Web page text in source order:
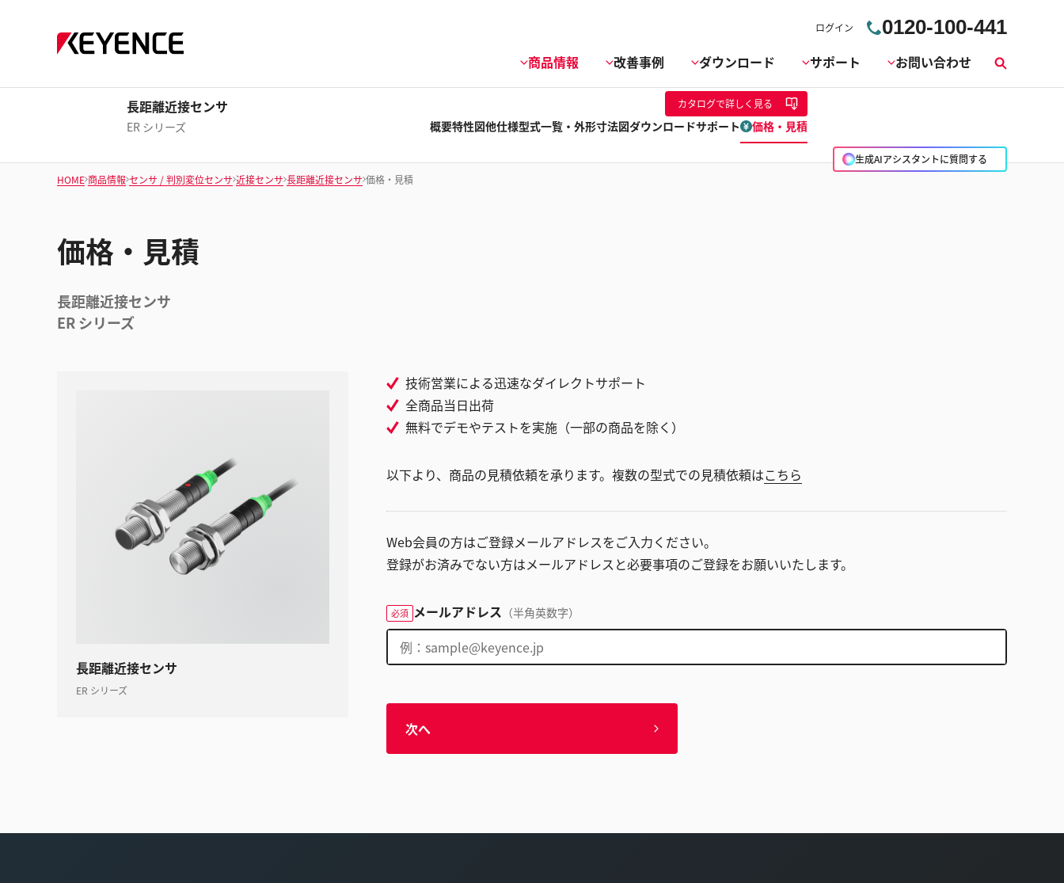
ログイン 0120-100-441
商品情報 改善事例 ダウンロード サポート お問い合わせ
索
長距離近接センサ
ER シリーズ
生成AIアシスタントに質問する
カタログで詳しく見る
概要特性図他仕様型式一覧・外形寸法図ダウンロードサポート 価格・見積
HOME 商品情報 センサ / 判別変位センサ 近接センサ 長距離近接センサ 価格・見積
価格・見積
長距離近接センサ
ER シリーズ
長距離近接センサ
ER シリーズ
技術営業による迅速なダイレクトサポート
全商品当日出荷
無料でデモやテストを実施（一部の商品を除く）
以下より、商品の見積依頼を承ります。複数の型式での見積依頼はこちら
Web会員の方はご登録メールアドレスをご入力ください。
登録がお済みでない方はメールアドレスと必要事項のご登録をお願いいたします。
必須 メールアドレス （半角英数字）
次へ